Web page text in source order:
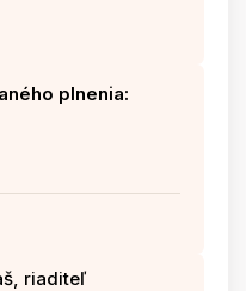
plnenia:
riaditeľ